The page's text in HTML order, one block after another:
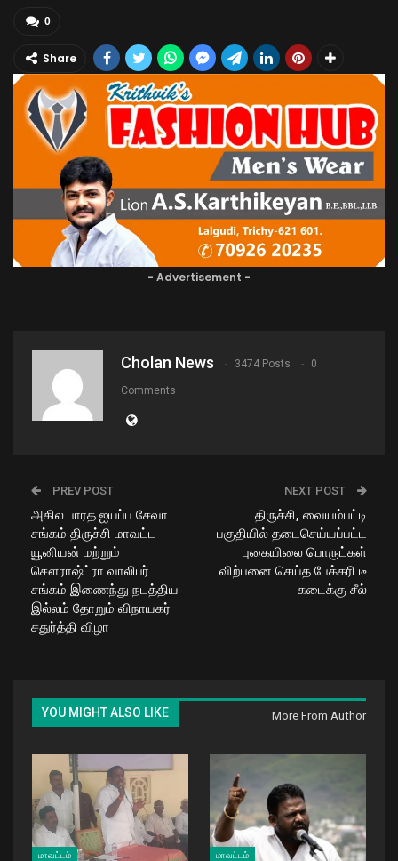
0
Share
- Advertisement -
Cholan News 3474 Posts 0
Comments
PREV POST
அகில பாரத ஐயப்ப சேவா
சங்கம் திருச்சி மாவட்ட
யூனியன் மற்றும்
சௌராஷ்ட்ரா வாலிபர்
சங்கம் இணைந்து நடத்திய
இல்லம் தோறும் விநாயகர்
சதுர்த்தி விழா
NEXT POST
திருச்சி, வையம்பட்டி
பகுதியில் தடைசெய்யப்பட்ட
புகையிலை பொருட்கள்
விற்பனை செய்த பேக்கரி டீ
கடைக்கு சீல்
YOU MIGHT ALSO LIKE More From Author
மாவட்டம் மாவட்டம்